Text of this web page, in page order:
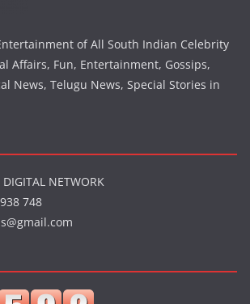
Entertainment of All South Indian Celebrity
Affairs, Fun, Entertainment, Gossips,
News, Telugu News, Special Stories in
NETWORK
748